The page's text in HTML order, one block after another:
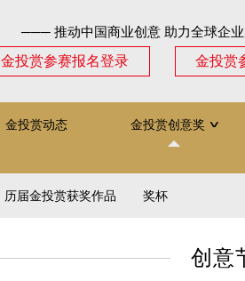
─── 推动中国商业创意 助力全球企
金投赏参赛报名登录
金投赏
金投赏动态 金投赏创意奖 ∨
历届金投赏获奖作品 奖杯
创意